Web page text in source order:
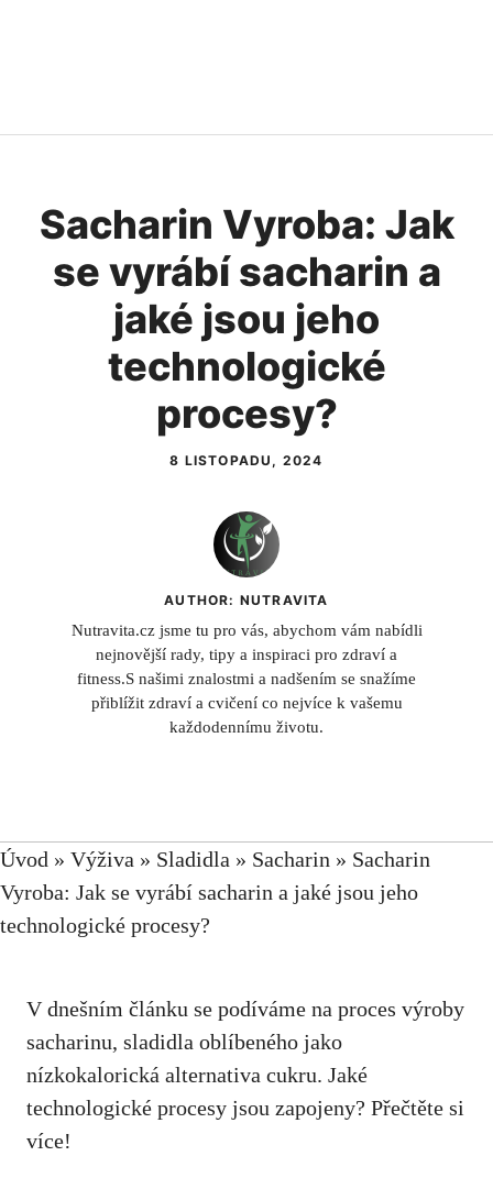
Sacharin Vyroba: Jak
se vyrábí sacharin a
jaké jsou jeho
technologické
procesy?
8 LISTOPADU, 2024
AUTHOR: NUTRAVITA
Nutravita.cz jsme tu pro vás, abychom vám nabídli
nejnovější rady, tipy a inspiraci pro zdraví a
fitness.S našimi znalostmi a nadšením se snažíme
přiblížit zdraví a cvičení co nejvíce k vašemu
každodennímu životu.
Úvod » Výživa » Sladidla » Sacharin » Sacharin
Vyroba: Jak se vyrábí sacharin a jaké jsou jeho
technologické procesy?
V dnešním článku se podíváme na proces výroby
sacharinu, sladidla oblíbeného jako​
nízkokalorická alternativa cukru. Jaké
⁣technologické procesy jsou zapojeny? ​Přečtěte ​si
více!